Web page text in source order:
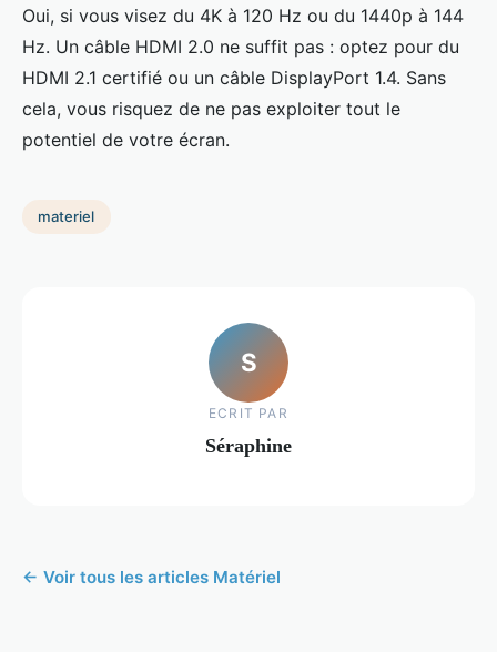
Oui, si vous visez du 4K à 120 Hz ou du 1440p à 144
Hz. Un câble HDMI 2.0 ne suffit pas : optez pour du
HDMI 2.1 certifié ou un câble DisplayPort 1.4. Sans
cela, vous risquez de ne pas exploiter tout le
potentiel de votre écran.
materiel
S
ECRIT PAR
Séraphine
← Voir tous les articles Matériel